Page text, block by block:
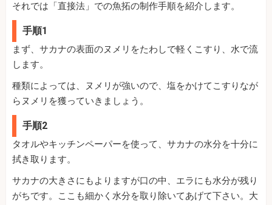
それでは「直接法」での魚拓の制作手順を紹介します。
手順1
まず、サカナの表面のヌメリをたわしで軽くこすり、水で流
します。
種類によっては、ヌメリが強いので、塩をかけてこすりなが
らヌメリを獲っていきましょう。
手順2
タオルやキッチンペーパーを使って、サカナの水分を十分に
拭き取ります。
サカナの大きさにもよりますが口の中、エラにも水分が残り
がちです。ここも細かく水分を取り除いてあげて下さい。大